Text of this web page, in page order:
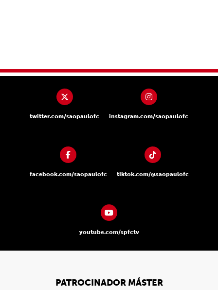
twitter.com/saopaulofc instagram.com/saopaulofc
facebook.com/saopaulofc tiktok.com/@saopaulofc
youtube.com/spfctv
PATROCINADOR MÁSTER